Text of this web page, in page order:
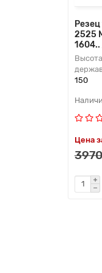
2525
1604..
150
Цена